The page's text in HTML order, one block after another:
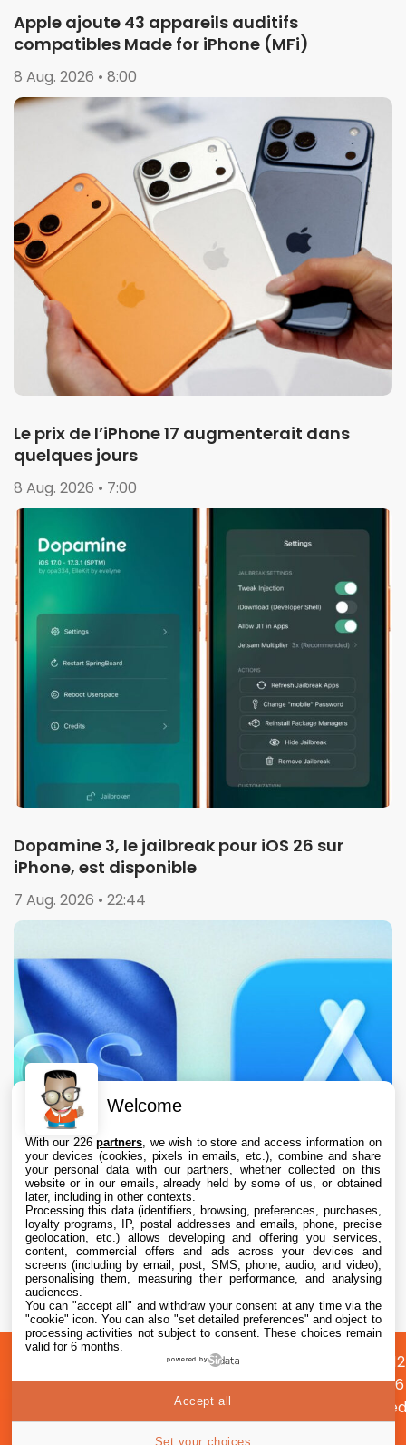
Apple ajoute 43 appareils auditifs
compatibles Made for iPhone (MFi)
8 Aug. 2026 • 8:00
Le prix de l’iPhone 17 augmenterait dans
quelques jours
8 Aug. 2026 • 7:00
Dopamine 3, le jailbreak pour iOS 26 sur
iPhone, est disponible
7 Aug. 2026 • 22:44
L’App Store est en panne pour plusieurs
utilisateurs, selon Apple
7 Aug. 2026 • 19:34
propos
Préférences
cookies
Confidentialité
©
2026
|
Welcome
With our 226partners , we wish to store and access information on
your devices (cookies, pixels in emails, etc.), combine and share
your personal data with our partners, whether collected on this
website or in our emails, already held by some of us, or obtained
later, including in other contexts.
Processing this data (identifiers, browsing, preferences, purchases,
loyalty programs, IP, postal addresses and emails, phone, precise
geolocation, etc.) allows developing and offering you services,
content, commercial offers and ads across your devices and
screens (including by email, post, SMS, phone, audio, and video),
personalising them, measuring their performance, and analysing
audiences.
You can "accept all" and withdraw your consent at any time via the
"cookie" icon. You can also "set detailed preferences" and object to
processing activities not subject to consent. These choices remain
valid for 6 months.
powered by
Set your choices
Accept all